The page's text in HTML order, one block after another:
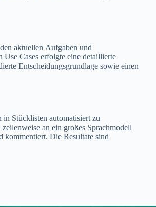
aktuellen Aufgaben und
Cases erfolgte eine detaillierte
Entscheidungsgrundlage sowie einen
Stücklisten automatisiert zu
an ein großes Sprachmodell
kommentiert. Die Resultate sind